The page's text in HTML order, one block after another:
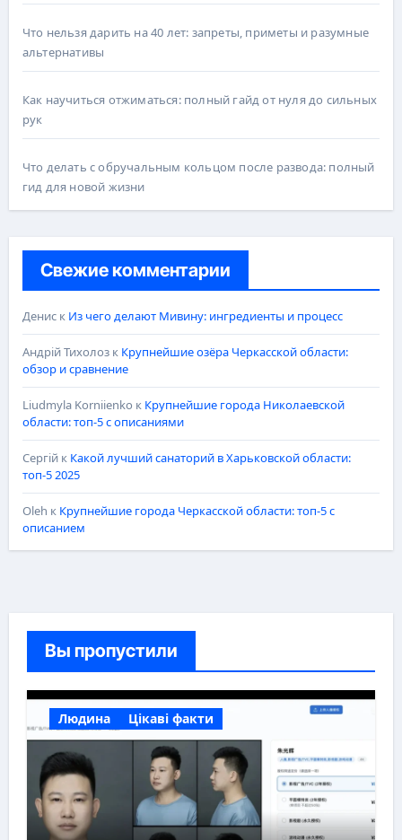
Что нельзя дарить на 40 лет: запреты, приметы и разумные
альтернативы
Как научиться отжиматься: полный гайд от нуля до сильных
рук
Что делать с обручальным кольцом после развода: полный
гид для новой жизни
Свежие комментарии
Дениск Из чего делают Мивину: ингредиенты и процесс
Андрій Тихолозк Крупнейшие озёра Черкасской области:
обзор и сравнение
Liudmyla Korniienko к Крупнейшие города Николаевской
области: топ-5 с описаниями
Сергійк Какой лучший санаторий в Харьковской области:
топ-5 2025
Oleh к Крупнейшие города Черкасской области: топ-5 с
описанием
Вы пропустили
Людина Цікаві факти